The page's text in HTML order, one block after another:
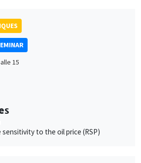
15
sensitivity to the oil price (RSP)